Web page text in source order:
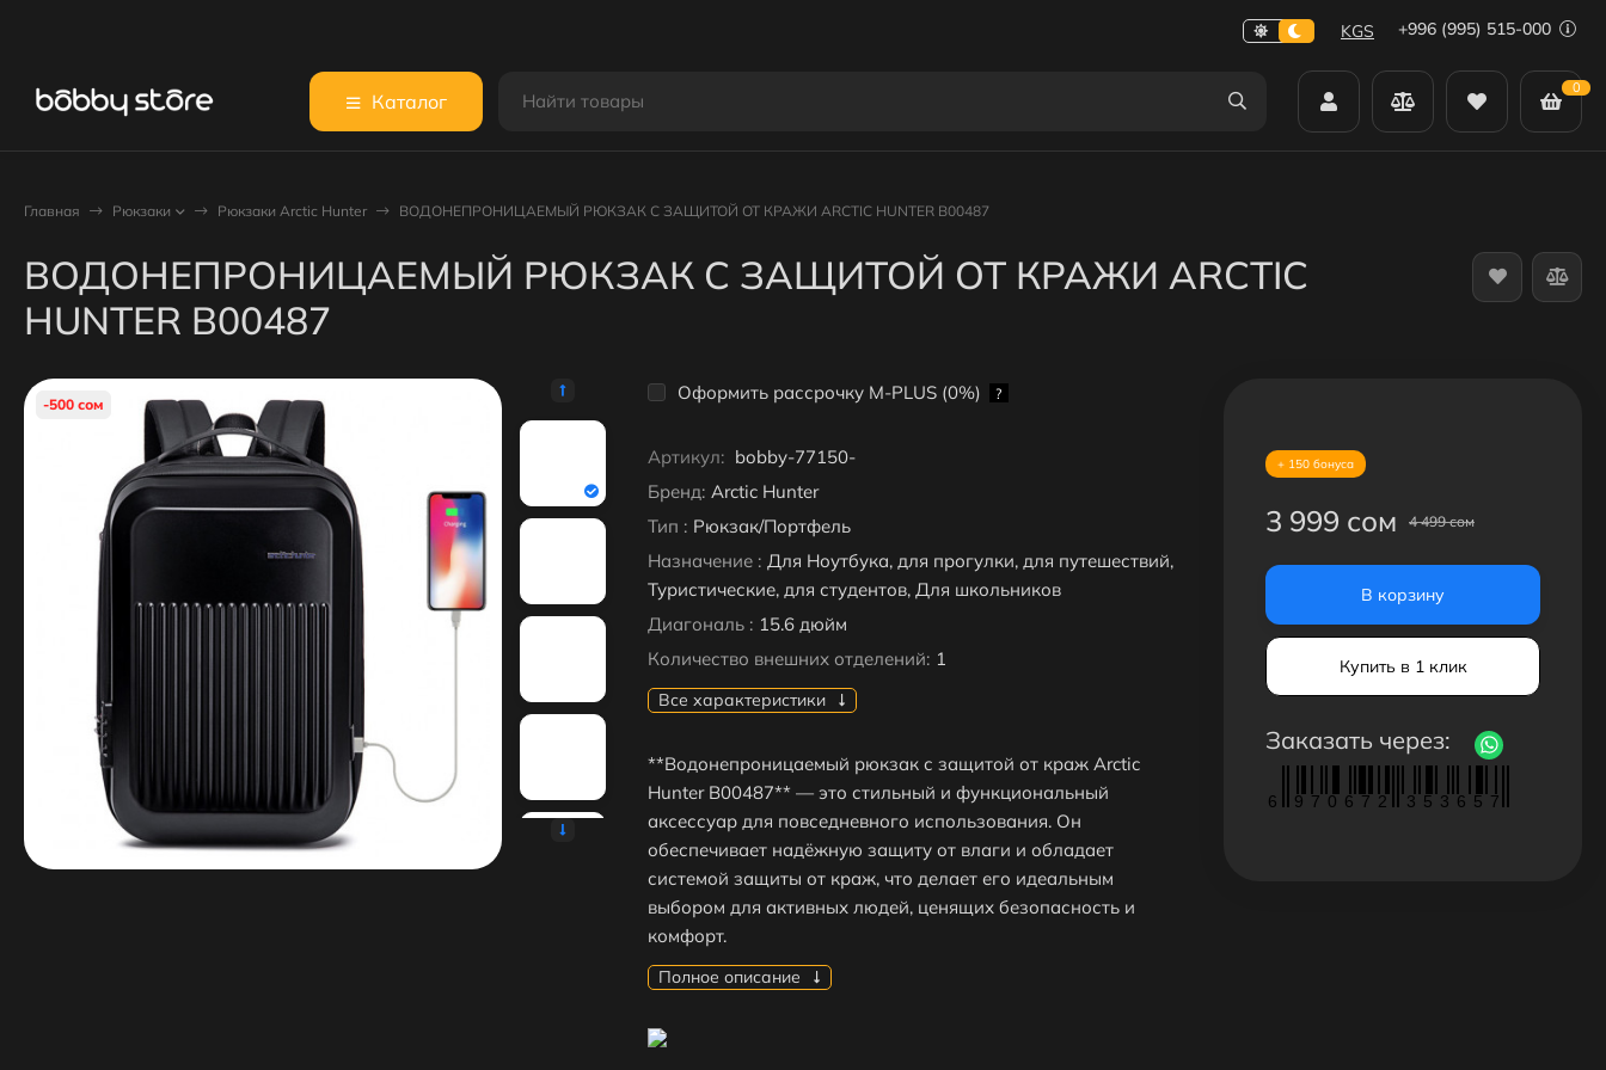
KGS +996 (995) 515-000
Каталог
0
Главная Рюкзаки Рюкзаки Arctic Hunter ВОДОНЕПРОНИЦАЕМЫЙ РЮКЗАК С ЗАЩИТОЙ ОТ КРАЖИ ARCTIC HUNTER B00487
ВОДОНЕПРОНИЦАЕМЫЙ РЮКЗАК С ЗАЩИТОЙ ОТ КРАЖИ ARCTIC
HUNTER B00487
-500 сом
Оформить рассрочку M-PLUS (0%) ?
Артикул: bobby-77150-
Бренд: Arctic Hunter
Тип : Рюкзак/Портфель
Назначение : Для Ноутбука, для прогулки, для путешествий,
Туристические, для студентов, Для школьников
Диагональ : 15.6 дюйм
Количество внешних отделений: 1
Все характеристики
**Водонепроницаемый рюкзак с защитой от краж Arctic
Hunter B00487** — это стильный и функциональный
аксессуар для повседневного использования. Он
обеспечивает надёжную защиту от влаги и обладает
системой защиты от краж, что делает его идеальным
выбором для активных людей, ценящих безопасность и
комфорт.
Полное описание
+ 150 бонуса
3 999 сом 4 499 сом
В корзину
Купить в 1 клик
Заказать через:
6 9 7 0 6 7 2 3 5 3 6 5 7